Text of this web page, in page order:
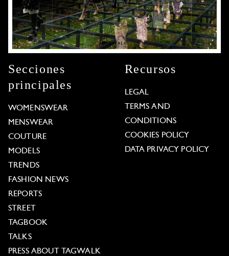
Secciones
principales
WOMENSWEAR
MENSWEAR
COUTURE
MODELS
TRENDS
FASHION NEWS
REPORTS
STREET
TAGBOOK
TALKS
PRESS ABOUT TAGWALK
Recursos
LEGAL
TERMS AND
CONDITIONS
COOKIES POLICY
DATA PRIVACY POLICY